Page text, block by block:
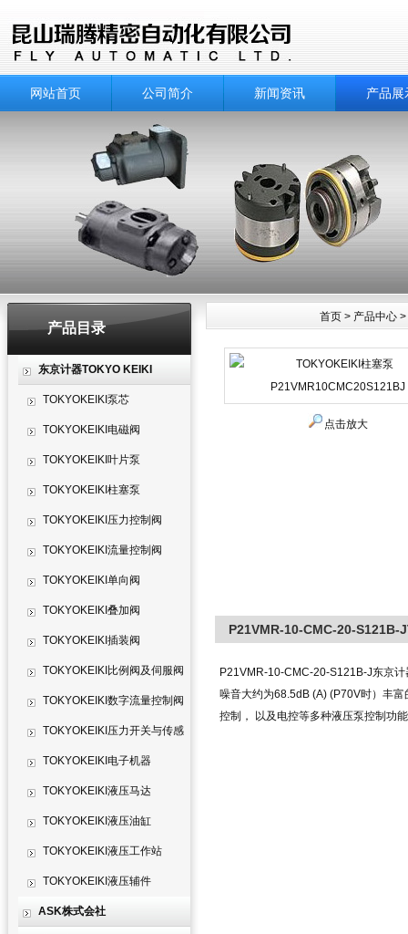
网站首页 公司简介 新闻资讯 产品展
产品目录
东京计器TOKYO KEIKI
TOKYOKEIKI泵芯
TOKYOKEIKI电磁阀
TOKYOKEIKI叶片泵
TOKYOKEIKI柱塞泵
TOKYOKEIKI压力控制阀
TOKYOKEIKI流量控制阀
TOKYOKEIKI单向阀
TOKYOKEIKI叠加阀
TOKYOKEIKI插装阀
TOKYOKEIKI比例阀及伺服阀
TOKYOKEIKI数字流量控制阀
TOKYOKEIKI压力开关与传感
器 TOKYOKEIKI电子机器
TOKYOKEIKI液压马达
TOKYOKEIKI液压油缸
TOKYOKEIKI液压工作站
TOKYOKEIKI液压辅件
ASK株式会社
首页 > 产品中心 >
产品中心
点击放大
P21VMR-10-CMC-20-S121B-
P21VMR-10-CMC-20-S121B-J东京计
噪音大约为68.5dB (A) (P70V时）丰
控制， 以及电控等多种液压泵控制功